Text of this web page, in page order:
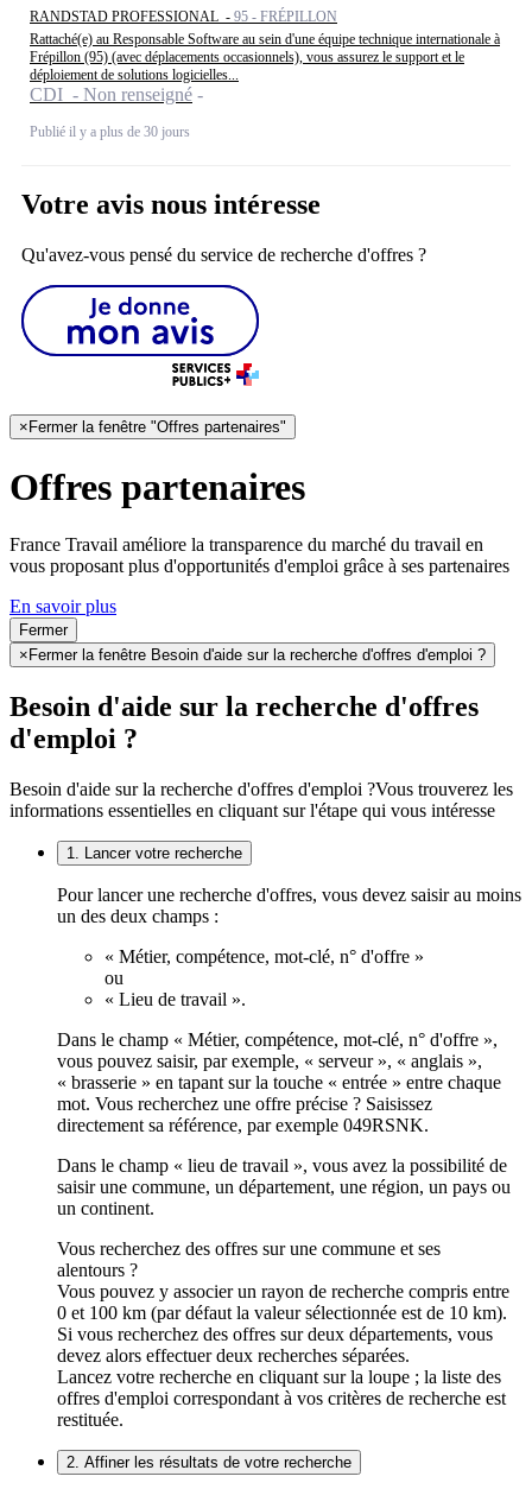
RANDSTAD PROFESSIONAL - 95 - FRÉPILLON
Rattaché(e) au Responsable Software au sein d'une équipe technique internationale à
Frépillon (95) (avec déplacements occasionnels), vous assurez le support et le
déploiement de solutions logicielles...
CDI - Non renseigné
Publié il y a plus de 30 jours
Votre avis nous intéresse
Qu'avez-vous pensé du service de recherche d'offres ?
× Fermer la fenêtre "Offres partenaires"
Offres partenaires
France Travail améliore la transparence du marché du travail en
vous proposant plus d'opportunités d'emploi grâce à ses partenaires
En savoir plus
Fermer
× Fermer la fenêtre Besoin d'aide sur la recherche d'offres d'emploi ?
Besoin d'aide sur la recherche d'offres
d'emploi ?
Besoin d'aide sur la recherche d'offres d'emploi ?Vous trouverez les
informations essentielles en cliquant sur l'étape qui vous intéresse
1. Lancer votre recherche
Pour lancer une recherche d'offres, vous devez saisir au moins
un des deux champs :
« Métier, compétence, mot-clé, n° d'offre »
ou
« Lieu de travail ».
Dans le champ « Métier, compétence, mot-clé, n° d'offre »,
vous pouvez saisir, par exemple, « serveur », « anglais »,
« brasserie » en tapant sur la touche « entrée » entre chaque
mot. Vous recherchez une offre précise ? Saisissez
directement sa référence, par exemple 049RSNK.
Dans le champ « lieu de travail », vous avez la possibilité de
saisir une commune, un département, une région, un pays ou
un continent.
Vous recherchez des offres sur une commune et ses
alentours ?
Vous pouvez y associer un rayon de recherche compris entre
0 et 100 km (par défaut la valeur sélectionnée est de 10 km).
Si vous recherchez des offres sur deux départements, vous
devez alors effectuer deux recherches séparées.
Lancez votre recherche en cliquant sur la loupe ; la liste des
offres d'emploi correspondant à vos critères de recherche est
restituée.
2. Affiner les résultats de votre recherche